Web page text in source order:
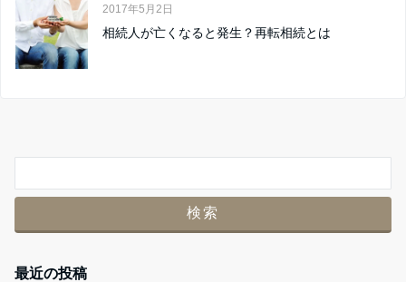
2017年5月2日
相続人が亡くなると発生？再転相続とは
最近の投稿